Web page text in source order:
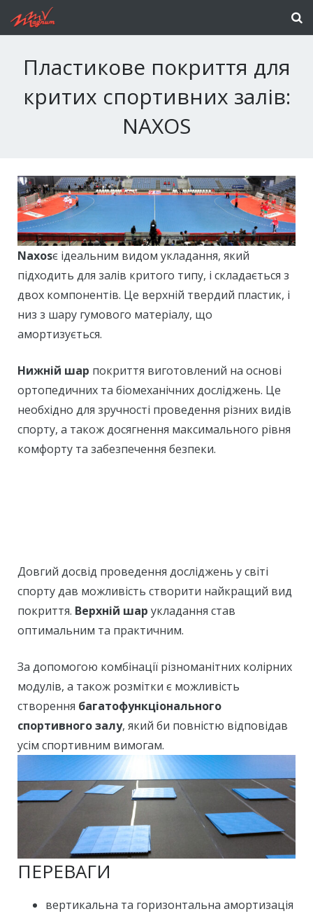
Пластикове покриття для
критих спортивних залів:
NAXOS
Naxosє ідеальним видом укладання, який
підходить для залів критого типу, і складається з
двох компонентів. Це верхній твердий пластик, і
низ з шару гумового матеріалу, що
амортизується.
Нижній шар покриття виготовлений на основі
ортопедичних та біомеханічних досліджень. Це
необхідно для зручності проведення різних видів
спорту, а також досягнення максимального рівня
комфорту та забезпечення безпеки.
Довгий досвід проведення досліджень у світі
спорту дав можливість створити найкращий вид
покриття. Верхній шар укладання став
оптимальним та практичним.
За допомогою комбінації різноманітних колірних
модулів, а також розмітки є можливість
створення багатофункціонального
спортивного залу, який би повністю відповідав
усім спортивним вимогам.
ПЕРЕВАГИ
вертикальна та горизонтальна амортизація